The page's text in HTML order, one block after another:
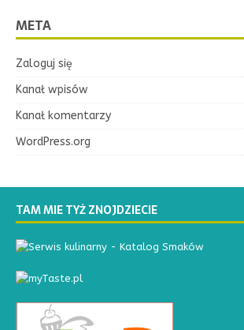
META
Zaloguj się
Kanał wpisów
Kanał komentarzy
WordPress.org
TAM MIE TYŻ ZNOJDZIECIE